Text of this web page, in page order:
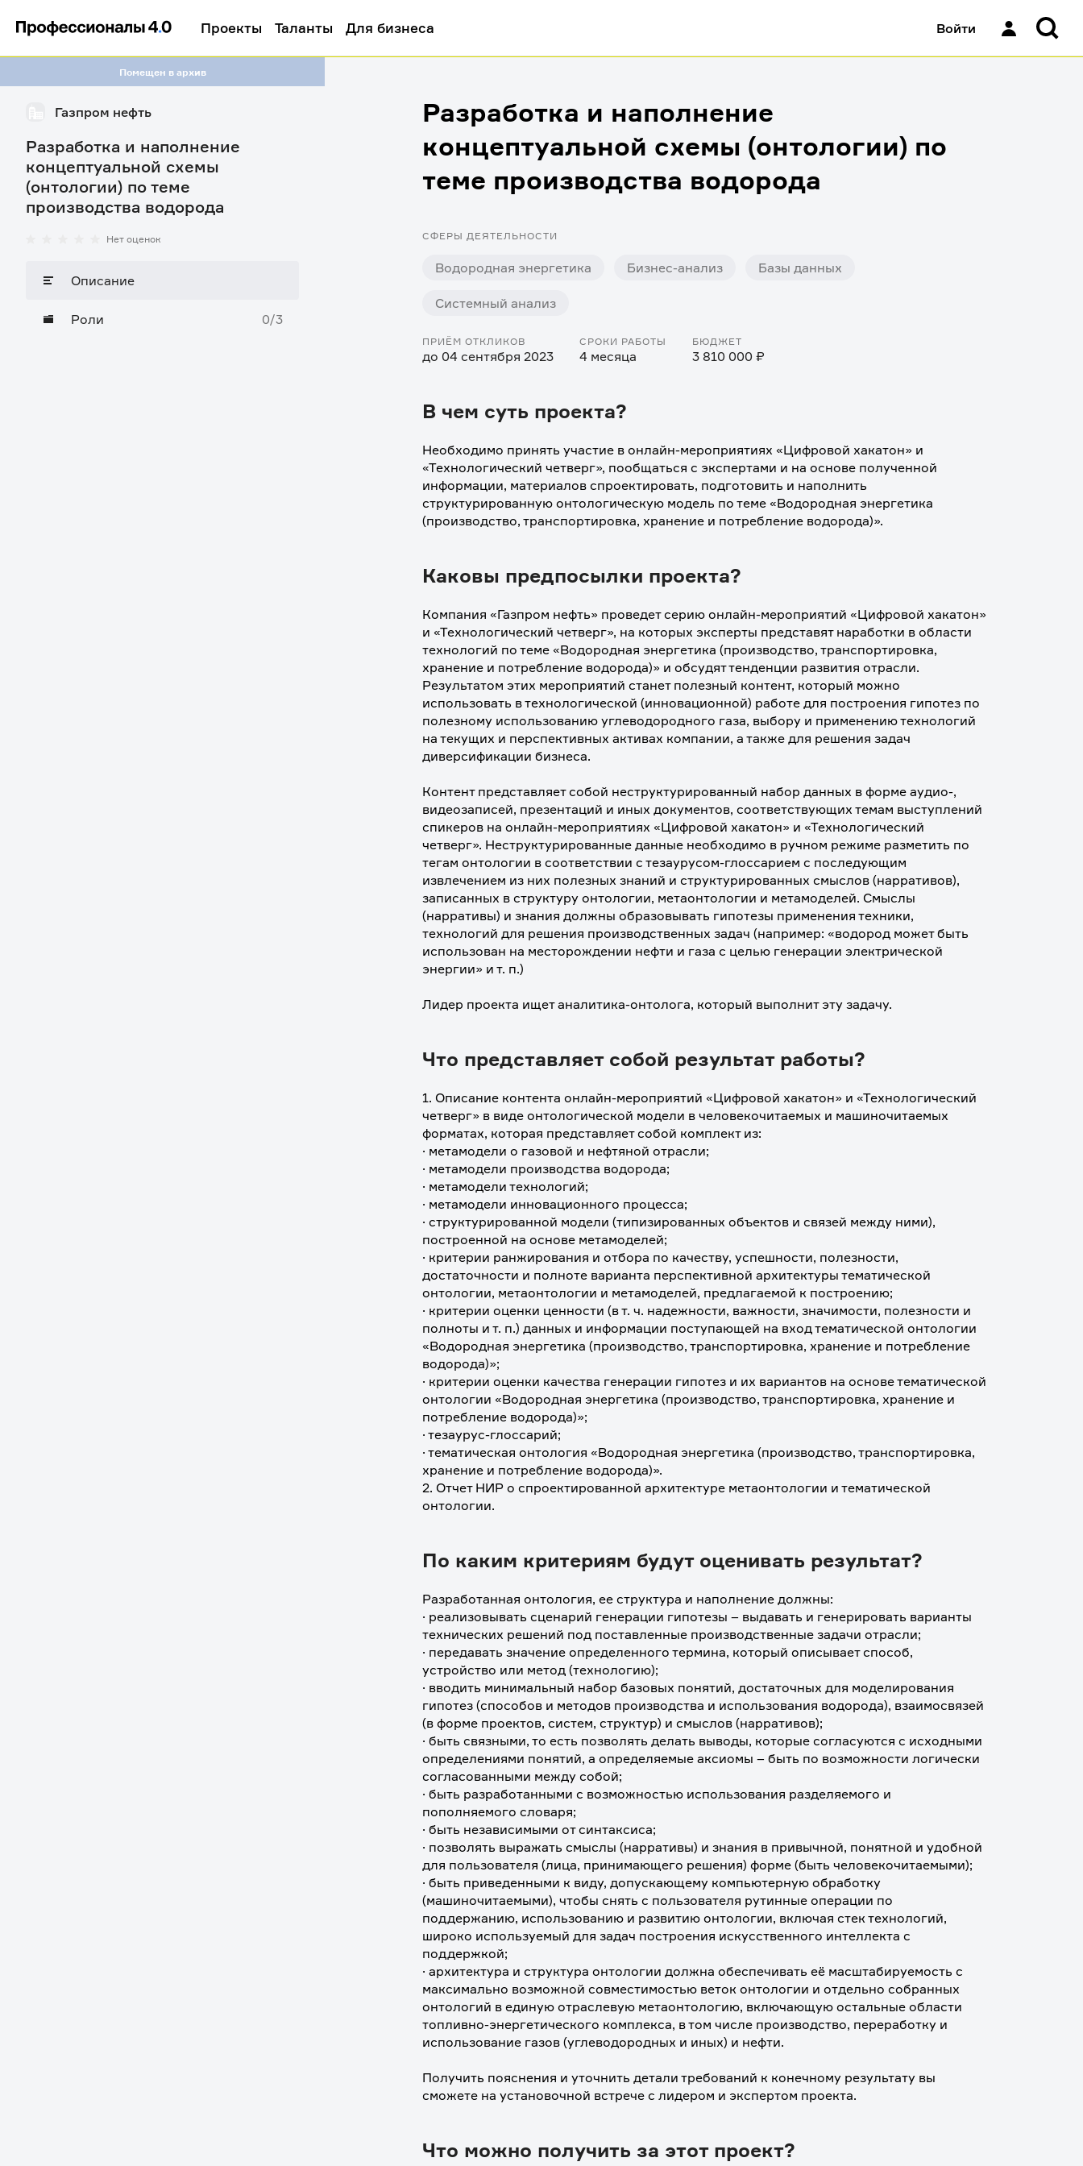
Проекты Таланты Для бизнеса Войти
Помещен в архив
Газпром нефть
Разработка и наполнение
концептуальной схемы
(онтологии) по теме
производства водорода
Нет оценок
Описание
Роли 0/3
Разработка и наполнение
концептуальной схемы (онтологии) по
теме производства водорода
СФЕРЫ ДЕЯТЕЛЬНОСТИ
Водородная энергетика Бизнес-анализ Базы данных
Системный анализ
ПРИЁМ ОТКЛИКОВ
до 04 сентября 2023
СРОКИ РАБОТЫ
4 месяца
БЮДЖЕТ
3 810 000 ₽
В чем суть проекта?
Необходимо принять участие в онлайн-мероприятиях «Цифровой хакатон» и
«Технологический четверг», пообщаться с экспертами и на основе полученной
информации, материалов спроектировать, подготовить и наполнить
структурированную онтологическую модель по теме «Водородная энергетика
(производство, транспортировка, хранение и потребление водорода)».
Каковы предпосылки проекта?
Компания «Газпром нефть» проведет серию онлайн-мероприятий «Цифровой хакатон»
и «Технологический четверг», на которых эксперты представят наработки в области
технологий по теме «Водородная энергетика (производство, транспортировка,
хранение и потребление водорода)» и обсудят тенденции развития отрасли.
Результатом этих мероприятий станет полезный контент, который можно
использовать в технологической (инновационной) работе для построения гипотез по
полезному использованию углеводородного газа, выбору и применению технологий
на текущих и перспективных активах компании, а также для решения задач
диверсификации бизнеса.
Контент представляет собой неструктурированный набор данных в форме аудио-,
видеозаписей, презентаций и иных документов, соответствующих темам выступлений
спикеров на онлайн-мероприятиях «Цифровой хакатон» и «Технологический
четверг». Неструктурированные данные необходимо в ручном режиме разметить по
тегам онтологии в соответствии с тезаурусом-глоссарием с последующим
извлечением из них полезных знаний и структурированных смыслов (нарративов),
записанных в структуру онтологии, метаонтологии и метамоделей. Смыслы
(нарративы) и знания должны образовывать гипотезы применения техники,
технологий для решения производственных задач (например: «водород может быть
использован на месторождении нефти и газа с целью генерации электрической
энергии» и т. п.)
Лидер проекта ищет аналитика-онтолога, который выполнит эту задачу.
Что представляет собой результат работы?
1. Описание контента онлайн-мероприятий «Цифровой хакатон» и «Технологический
четверг» в виде онтологической модели в человекочитаемых и машиночитаемых
форматах, которая представляет собой комплект из:
· метамодели о газовой и нефтяной отрасли;
· метамодели производства водорода;
· метамодели технологий;
· метамодели инновационного процесса;
· структурированной модели (типизированных объектов и связей между ними),
построенной на основе метамоделей;
· критерии ранжирования и отбора по качеству, успешности, полезности,
достаточности и полноте варианта перспективной архитектуры тематической
онтологии, метаонтологии и метамоделей, предлагаемой к построению;
· критерии оценки ценности (в т. ч. надежности, важности, значимости, полезности и
полноты и т. п.) данных и информации поступающей на вход тематической онтологии
«Водородная энергетика (производство, транспортировка, хранение и потребление
водорода)»;
· критерии оценки качества генерации гипотез и их вариантов на основе тематической
онтологии «Водородная энергетика (производство, транспортировка, хранение и
потребление водорода)»;
· тезаурус-глоссарий;
· тематическая онтология «Водородная энергетика (производство, транспортировка,
хранение и потребление водорода)».
2. Отчет НИР о спроектированной архитектуре метаонтологии и тематической
онтологии.
По каким критериям будут оценивать результат?
Разработанная онтология, ее структура и наполнение должны:
· реализовывать сценарий генерации гипотезы – выдавать и генерировать варианты
технических решений под поставленные производственные задачи отрасли;
· передавать значение определенного термина, который описывает способ,
устройство или метод (технологию);
· вводить минимальный набор базовых понятий, достаточных для моделирования
гипотез (способов и методов производства и использования водорода), взаимосвязей
(в форме проектов, систем, структур) и смыслов (нарративов);
· быть связными, то есть позволять делать выводы, которые согласуются с исходными
определениями понятий, а определяемые аксиомы – быть по возможности логически
согласованными между собой;
· быть разработанными с возможностью использования разделяемого и
пополняемого словаря;
· быть независимыми от синтаксиса;
· позволять выражать смыслы (нарративы) и знания в привычной, понятной и удобной
для пользователя (лица, принимающего решения) форме (быть человекочитаемыми);
· быть приведенными к виду, допускающему компьютерную обработку
(машиночитаемыми), чтобы снять с пользователя рутинные операции по
поддержанию, использованию и развитию онтологии, включая стек технологий,
широко используемый для задач построения искусственного интеллекта с
поддержкой;
· архитектура и структура онтологии должна обеспечивать её масштабируемость с
максимально возможной совместимостью веток онтологии и отдельно собранных
онтологий в единую отраслевую метаонтологию, включающую остальные области
топливно-энергетического комплекса, в том числе производство, переработку и
использование газов (углеводородных и иных) и нефти.
Получить пояснения и уточнить детали требований к конечному результату вы
сможете на установочной встрече с лидером и экспертом проекта.
Что можно получить за этот проект?